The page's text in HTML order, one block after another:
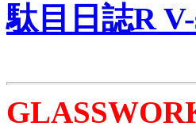
駄目日誌R